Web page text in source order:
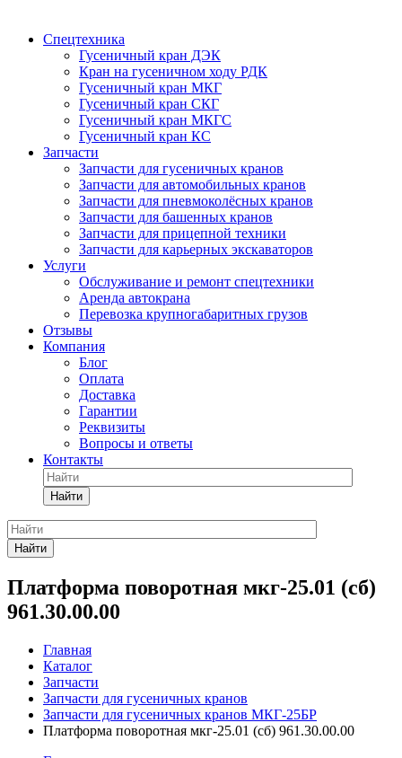
Спецтехника
Гусеничный кран ДЭК
Кран на гусеничном ходу РДК
Гусеничный кран МКГ
Гусеничный кран СКГ
Гусеничный кран МКГС
Гусеничный кран КС
Запчасти
Запчасти для гусеничных кранов
Запчасти для автомобильных кранов
Запчасти для пневмоколёсных кранов
Запчасти для башенных кранов
Запчасти для прицепной техники
Запчасти для карьерных экскаваторов
Услуги
Обслуживание и ремонт спецтехники
Аренда автокрана
Перевозка крупногабаритных грузов
Отзывы
Компания
Блог
Оплата
Доставка
Гарантии
Реквизиты
Вопросы и ответы
Контакты
Найти
Найти
Платформа поворотная мкг-25.01 (сб)
961.30.00.00
Главная
Каталог
Запчасти
Запчасти для гусеничных кранов
Запчасти для гусеничных кранов МКГ-25БР
Платформа поворотная мкг-25.01 (сб) 961.30.00.00